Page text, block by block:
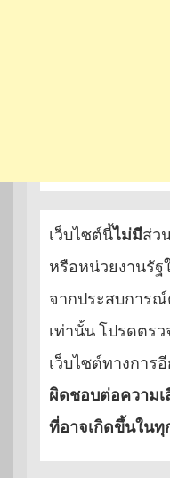
เว็บไซต์นี้ไม่มีส่ว
หรือหน่วยงานรั
จากประสบการณ์
เท่านั้น โปรดตร
เว็บไซต์ทางการ
ผิดชอบต่อความ
ที่อาจเกิดขึ้นใน